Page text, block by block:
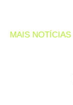
MAIS NOTÍCIAS